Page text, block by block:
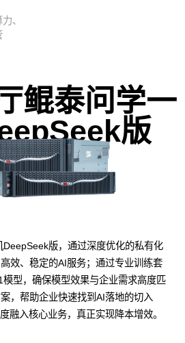
、
鲲泰问学一
版
版，通过深度优化的私有化
效、稳定的AI服务；通过专业训练套
型，确保模型效果与企业需求高度匹
，帮助企业快速找到AI落地的切入
融入核心业务，真正实现降本增效。